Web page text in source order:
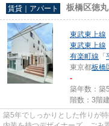
賃貸｜アパート 板橋区徳
東武東上線
東武東上線
有楽町線 「
東京都板橋
-
築年数：築
階数：3階建
築5年でしっかりとした作りが